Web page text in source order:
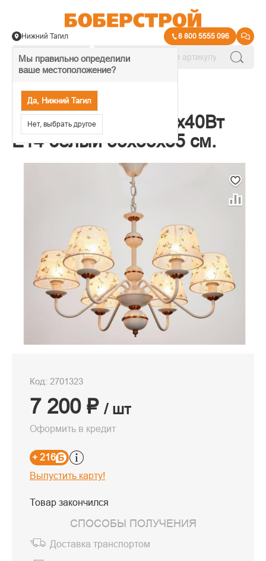
Мы правильно определили
ваше местоположение?
Да, Нижний Тагил
Нет, выбрать другое
Нижний Тагил 8 800 5555 096
Люстра "Лоретте" 6x40Вт
E14 белый 53х53х85 см.
Код: 2701323
7 200 ₽ / шт
Оформить в кредит
+ 216
Выпустить карту!
Товар закончился
СПОСОБЫ ПОЛУЧЕНИЯ
Доставка транспортом